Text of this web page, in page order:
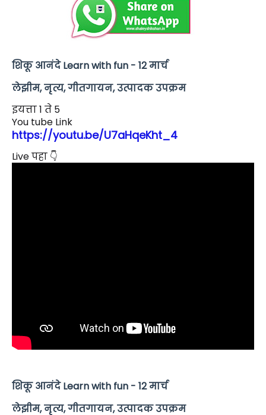
शिकू आनंदे Learn with fun - 12 मार्च
लेझीम, नृत्य, गीतगायन, उत्पादक उपक्रम
इयत्ता 1 ते 5
You tube Link
https://youtu.be/U7aHqeKht_4
Live पहा 👇
शिकू आनंदे Learn with fun - 12 मार्च
लेझीम, नृत्य, गीतगायन, उत्पादक उपक्रम